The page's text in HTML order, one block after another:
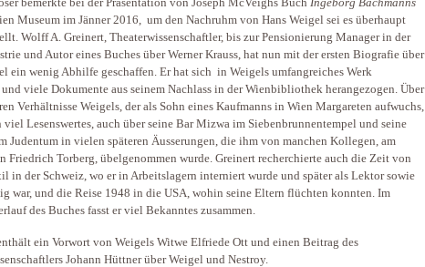
bemerkte bei der Präsentation von Joseph McVeighs Buch Ingeborg Bachmanns
Museum im Jänner 2016, um den Nachruhm von Hans Weigel sei es überhaupt
Wolff A. Greinert, Theaterwissenschaftler, bis zur Pensionierung Manager in der
und Autor eines Buches über Werner Krauss, hat nun mit der ersten Biografie über
ein wenig Abhilfe geschaffen. Er hat sich in Weigels umfangreiches Werk
viele Dokumente aus seinem Nachlass in der Wienbibliothek herangezogen. Über
Verhältnisse Weigels, der als Sohn eines Kaufmanns in Wien Margareten aufwuchs,
viel Lesenswertes, auch über seine Bar Mizwa im Siebenbrunnentempel und seine
Judentum in vielen späteren Äusserungen, die ihm von manchen Kollegen, am
Friedrich Torberg, übelgenommen wurde. Greinert recherchierte auch die Zeit von
in der Schweiz, wo er in Arbeitslagern interniert wurde und später als Lektor sowie
war, und die Reise 1948 in die USA, wohin seine Eltern flüchten konnten. Im
des Buches fasst er viel Bekanntes zusammen.
ein Vorwort von Weigels Witwe Elfriede Ott und einen Beitrag des
Johann Hüttner über Weigel und Nestroy.